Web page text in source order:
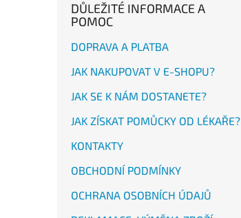
DŮLEŽITÉ INFORMACE A
POMOC
DOPRAVA A PLATBA
JAK NAKUPOVAT V E-SHOPU?
JAK SE K NÁM DOSTANETE?
JAK ZÍSKAT POMŮCKY OD LÉKAŘE?
KONTAKTY
OBCHODNÍ PODMÍNKY
OCHRANA OSOBNÍCH ÚDAJŮ